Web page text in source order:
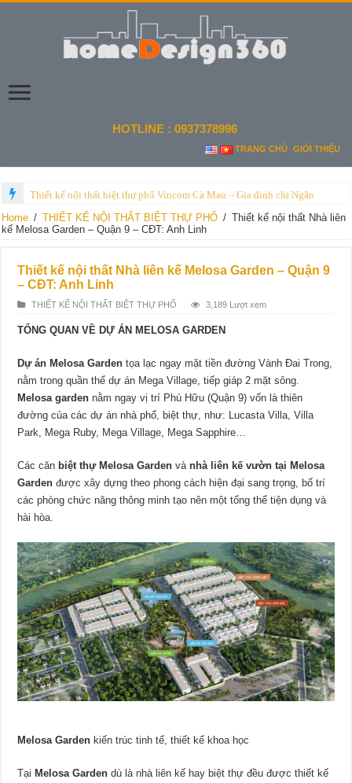
HOTLINE : 0937378996
TRANG CHỦ GIỚI THIỆU
Thiết kế nội thất biệt thự số 1 tại phường Bình Thọ, quận Thủ Đức
Home / THIẾT KẾ NỘI THẤT BIỆT THỰ PHỐ / Thiết kế nội thất Nhà liên
kế Melosa Garden – Quận 9 – CĐT: Anh Linh
Thiết kế nội thất Nhà liên kế Melosa Garden – Quận 9
– CĐT: Anh Linh
THIẾT KẾ NỘI THẤT BIỆT THỰ PHỐ 3,189 Lượt xem
TỔNG QUAN VỀ DỰ ÁN MELOSA GARDEN
Dự án Melosa Gardentọa lạc ngay mặt tiền đường Vành Đai Trong,
nằm trong quần thể dự án Mega Village, tiếp giáp 2 mặt sông.
Melosa garden nằm ngay vị trí Phú Hữu (Quận 9) vốn là thiên
đường của các dự án nhà phố, biệt thự, như: Lucasta Villa, Villa
Park, Mega Ruby, Mega Village, Mega Sapphire…
Các căn biệt thự Melosa Garden vànhà liên kế vườn tại Melosa
Garden được xây dựng theo phong cách hiện đại sang trọng, bố trí
các phòng chức năng thông minh tạo nên một tổng thể tiện dụng và
hài hòa.
Melosa Garden kiến trúc tinh tế, thiết kế khoa học
Tại Melosa Garden dù là nhà liên kế hay biệt thự đều được thiết kế